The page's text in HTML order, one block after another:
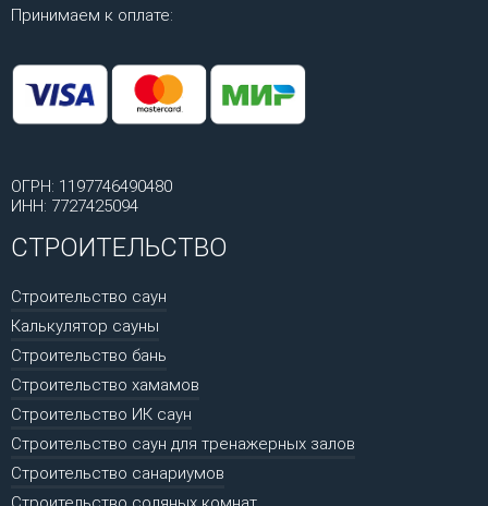
Принимаем к оплате:
ОГРН: 1197746490480
ИНН: 7727425094
СТРОИТЕЛЬСТВО
Строительство саун
Калькулятор сауны
Строительство бань
Строительство хамамов
Строительство ИК саун
Строительство саун для тренажерных залов
Строительство санариумов